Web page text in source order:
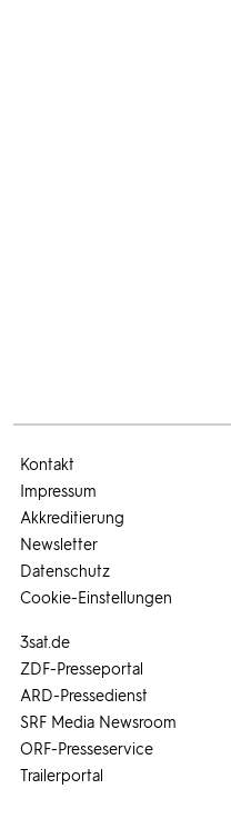
3sat.de
ZDF-Presseportal
ARD-Pressedienst
SRF Media Newsroom
ORF-Presseservice
Trailerportal
Kontakt
Impressum
Akkreditierung
Newsletter
Datenschutz
Cookie-Einstellungen